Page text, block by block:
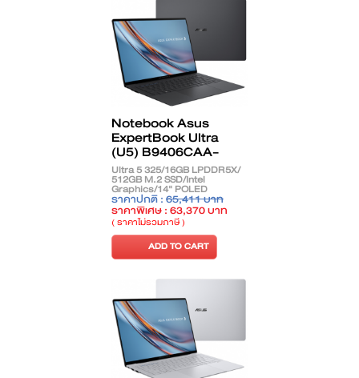
Notebook Asus
ExpertBook Ultra
(U5) B9406CAA-
TG1433WS
Ultra 5 325/16GB LPDDR5X/
512GB M.2 SSD/Intel
Graphics/14" POLED
Touch/Windows 11 Home +
Office Home 2024/Jet Fog
ราคาปกติ : 65,411 บาท
ราคาพิเศษ : 63,370 บาท
( ราคาไม่รวมภาษี )
ADD TO CART